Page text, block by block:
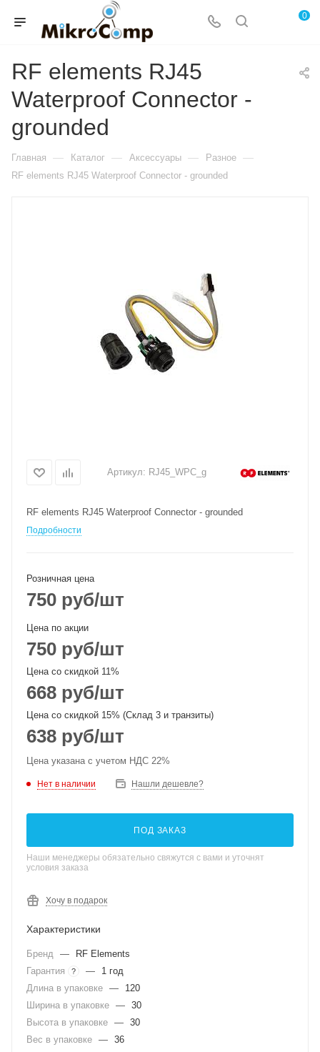
0
RF elements RJ45
Waterproof Connector -
grounded
Главная — Каталог — Аксессуары — Разное —
RF elements RJ45 Waterproof Connector - grounded
Артикул: RJ45_WPC_g
RF elements RJ45 Waterproof Connector - grounded
Подробности
Розничная цена
750 руб/шт
Цена по акции
750 руб/шт
Цена со скидкой 11%
668 руб/шт
Цена со скидкой 15% (Склад 3 и транзиты)
638 руб/шт
Цена указана с учетом НДС 22%
Нет в наличии Нашли дешевле?
ПОД ЗАКАЗ
Наши менеджеры обязательно свяжутся с вами и уточнят
условия заказа
Хочу в подарок
Характеристики
Бренд —
RF Elements
Гарантия
? —
1 год
Длина в упаковке —
120
Ширина в упаковке — 30
Высота в упаковке — 30
Вес в упаковке — 36